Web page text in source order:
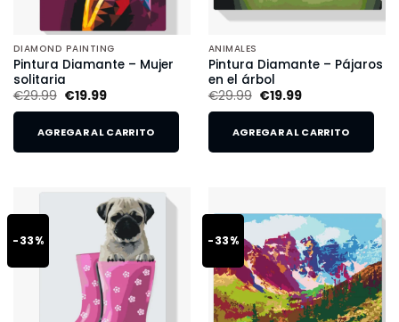
DIAMOND PAINTING
Pintura Diamante – Mujer
solitaria
€29.99 €19.99
AGREGAR AL CARRITO
ANIMALES
Pintura Diamante – Pájaros
en el árbol
€29.99 €19.99
AGREGAR AL CARRITO
-33% -33%